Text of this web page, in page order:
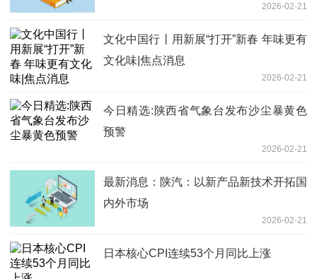
2026-02-21
文化中国行丨用新展“打开”新春 年味更有
文化味|焦点消息
2026-02-21
今日精选:陕西省气象台发布沙尘暴黄色
预警
2026-02-21
最新消息：陕汽：以新产品新技术开拓国
内外市场
2026-02-21
日本核心CPI连续53个月同比上涨